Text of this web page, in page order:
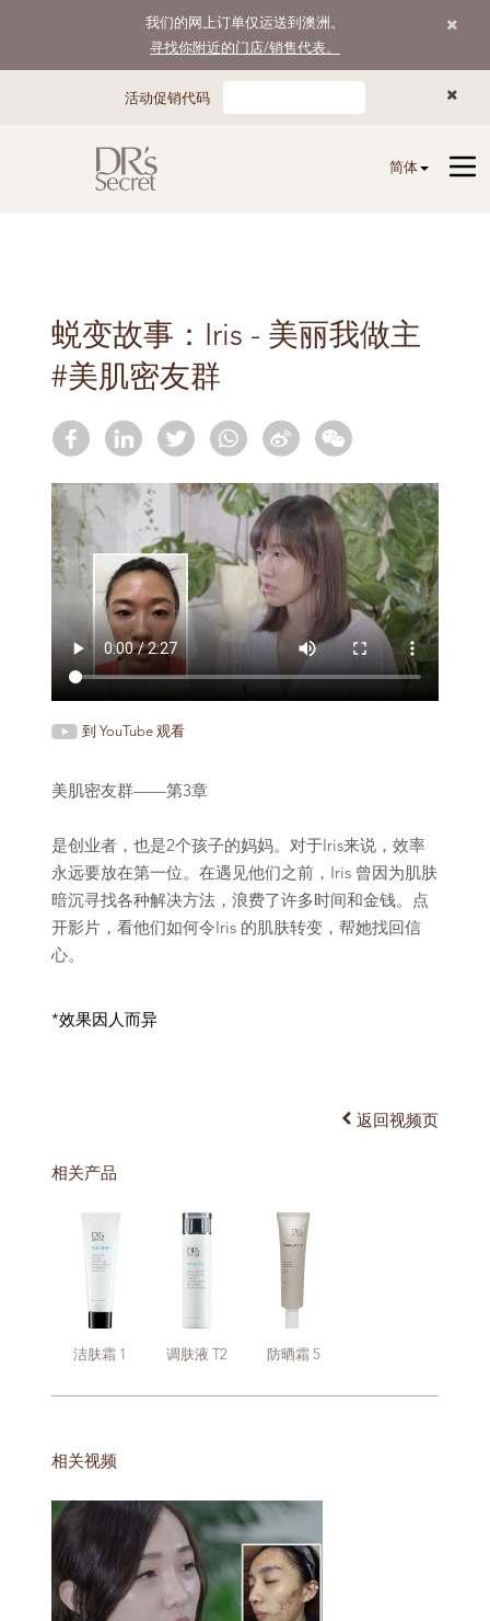
我们的网上订单仅运送到澳洲。
寻找你附近的门店/销售代表。
活动促销代码
简体
蜕变故事：Iris - 美丽我做主
#美肌密友群
到 YouTube 观看
美肌密友群——第3章
是创业者，也是2个孩子的妈妈。对于Iris来说，效率
永远要放在第一位。在遇见他们之前，Iris 曾因为肌肤
暗沉寻找各种解决方法，浪费了许多时间和金钱。点
开影片，看他们如何令Iris 的肌肤转变，帮她找回信
心。
*效果因人而异
返回视频页
相关产品
洁肤霜 1 调肤液 T2 防晒霜 5
相关视频